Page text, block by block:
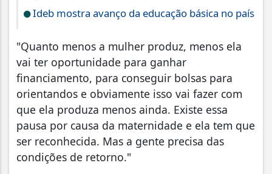
Ideb mostra avanço da educação básica no país
"Quanto menos a mulher produz, menos ela
vai ter oportunidade para ganhar
financiamento, para conseguir bolsas para
orientandos e obviamente isso vai fazer com
que ela produza menos ainda. Existe essa
pausa por causa da maternidade e ela tem que
ser reconhecida. Mas a gente precisa das
condições de retorno."